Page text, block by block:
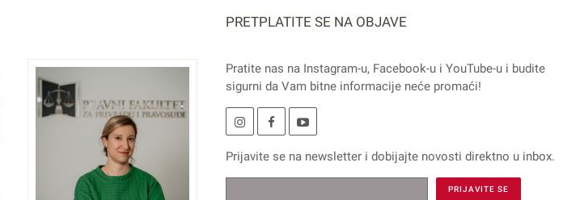
PRETPLATITE SE NA OBJAVE
Pratite nas na Instagram-u, Facebook-u i YouTube-u i budite
sigurni da Vam bitne informacije neće promaći!
Prijavite se na newsletteri dobijajte novosti direktno u inbox.